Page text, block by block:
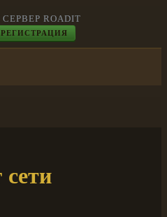
ROADIT
РЕГИСТРАЦИЯ